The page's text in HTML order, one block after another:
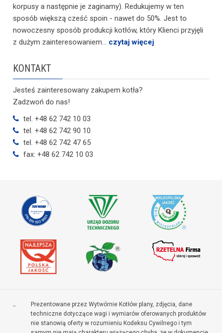
korpusy a następnie je zaginamy). Redukujemy w ten
sposób większą cześć spoin - nawet do 50%. Jest to
nowoczesny sposób produkcji kotłów, który Klienci przyjęli
z dużym zainteresowaniem... czytaj więcej
KONTAKT
Jesteś zainteresowany zakupem kotła?
Zadzwoń do nas!
tel. +48 62 742 10 03
tel. +48 62 742 90 10
tel. +48 62 742 47 65
fax: +48 62 742 10 03
Prezentowane przez Wytwórnie Kotłów plany, zdjęcia, dane
techniczne dotyczące wagi i wymiarów oferowanych produktów
nie stanowią oferty w rozumieniu Kodeksu Cywilnego i tym